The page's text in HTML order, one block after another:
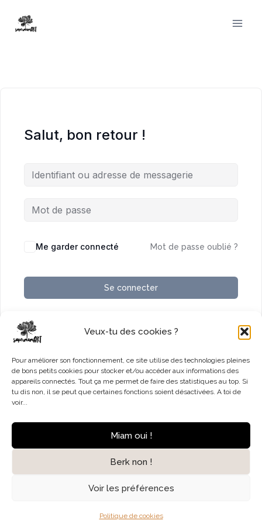
Veux-tu des cookies ?
Pour améliorer son fonctionnement, ce site utilise des technologies pleines
de bons petits cookies pour stocker et/ou accéder aux informations des
appareils connectés. Tout ça me permet de faire des statistiques au top. Si
tu dis non, il se peut que certaines fonctions soient désactivées. A toi de
voir...
Miam oui !
Berk non !
Voir les préférences
Politique de cookies
Salut, bon retour !
Me garder connecté Mot de passe oublié ?
Se connecter
Accueil Contact
Mentions légales
Politique de cookies (UE)
© 2026 SupermamART